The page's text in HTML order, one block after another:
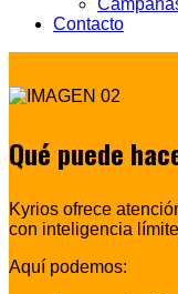
Contacto
Qué puede
Kyrios ofrece
con inteligencia
Aquí podemos: